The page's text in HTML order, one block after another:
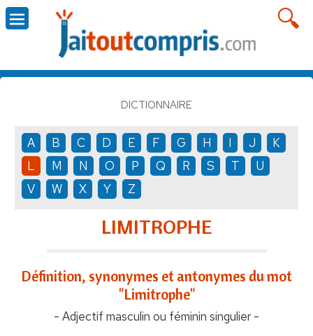
DICTIONNAIRE
A B C D E F G H I J
K
L
M N O P Q R S T
U
V
W X Y Z
LIMITROPHE
Définition, synonymes et antonymes du mot
"Limitrophe"
- Adjectif masculin ou féminin singulier -